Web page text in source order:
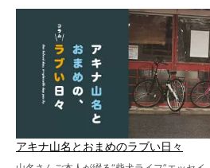
アキナ山名とおまめのラブい日々